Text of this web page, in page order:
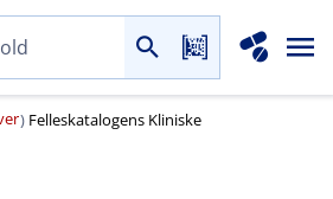
) Felleskatalogens Kliniske